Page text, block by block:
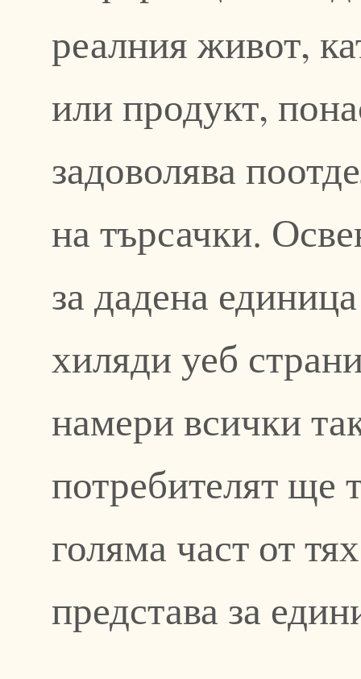
реалния живот,
или продукт,
задоволява
на търсачки.
за дадена
хиляди уеб
намери всички
потребителят ще
голяма част от
представа за